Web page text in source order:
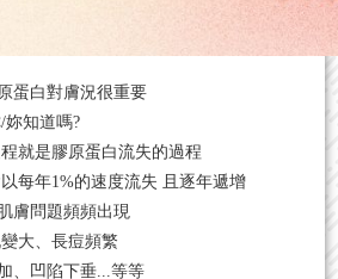
蛋白對膚況很重要
妳知道嗎?
就是膠原蛋白流失的過程
每年1%的速度流失 且逐年遞增
膚問題頻頻出現
大、長痘頻繁
、凹陷下垂...等等